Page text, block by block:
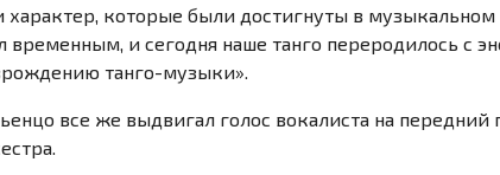
которые были достигнуты в
временным, и сегодня наше танго переродилось с
танго-музыки».
все же выдвигал голос вокалиста на